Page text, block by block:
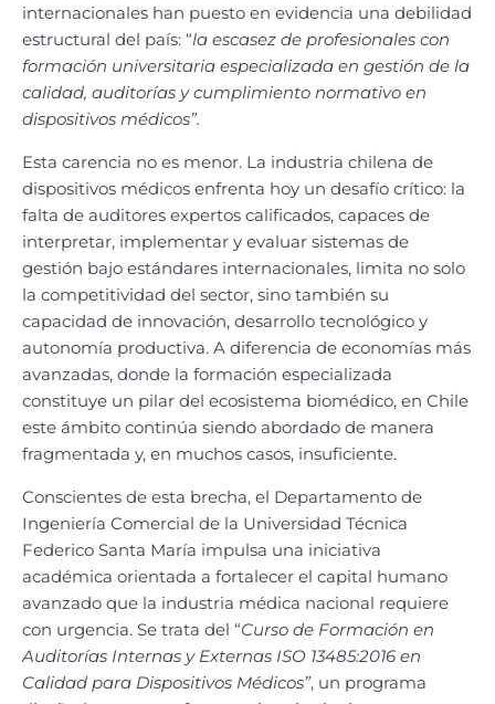
internacionales han puesto en evidencia una debilidad
estructural del país: “la escasez de profesionales con
formación universitaria especializada en gestión de la
calidad, auditorías y cumplimiento normativo en
dispositivos médicos”.
Esta carencia no es menor. La industria chilena de
dispositivos médicos enfrenta hoy un desafío crítico: la
falta de auditores expertos calificados, capaces de
interpretar, implementar y evaluar sistemas de
gestión bajo estándares internacionales, limita no solo
la competitividad del sector, sino también su
capacidad de innovación, desarrollo tecnológico y
autonomía productiva. A diferencia de economías más
avanzadas, donde la formación especializada
constituye un pilar del ecosistema biomédico, en Chile
este ámbito continúa siendo abordado de manera
fragmentada y, en muchos casos, insuficiente.
Conscientes de esta brecha, el Departamento de
Ingeniería Comercial de la Universidad Técnica
Federico Santa María impulsa una iniciativa
académica orientada a fortalecer el capital humano
avanzado que la industria médica nacional requiere
con urgencia. Se trata del “Curso de Formación en
Auditorías Internas y Externas ISO 13485:2016 en
Calidad para Dispositivos Médicos”, un programa